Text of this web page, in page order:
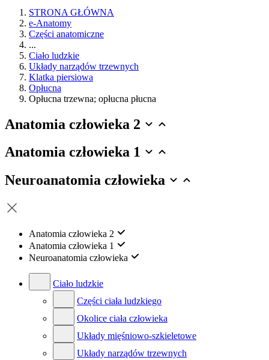
STRONA GŁÓWNA
e-Anatomy
Części anatomiczne
...
Ciało ludzkie
Układy narządów trzewnych
Klatka piersiowa
Opłucna
Opłucna trzewna; opłucna płucna
Anatomia człowieka 2
Anatomia człowieka 1
Neuroanatomia człowieka
Anatomia człowieka 2
Anatomia człowieka 1
Neuroanatomia człowieka
Ciało ludzkie
Części ciała ludzkiego
Okolice ciała człowieka
Układy mięśniowo-szkieletowe
Układy narządów trzewnych